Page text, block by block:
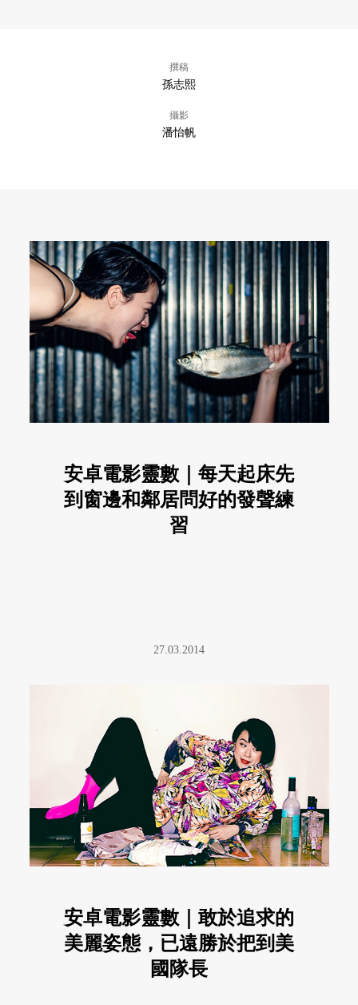
撰稿
孫志熙
攝影
潘怡帆
安卓電影靈數｜每天起床先
到窗邊和鄰居問好的發聲練
習
27.03.2014
安卓電影靈數｜敢於追求的
美麗姿態，已遠勝於把到美
國隊長